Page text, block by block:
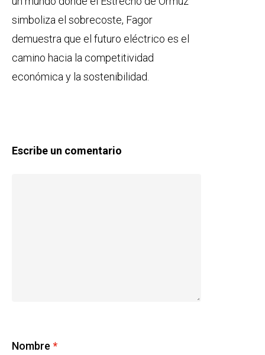
simboliza el sobrecoste, Fagor
demuestra que el futuro eléctrico es el
camino hacia la competitividad
económica y la sostenibilidad.
Escribe un comentario
Nombre *